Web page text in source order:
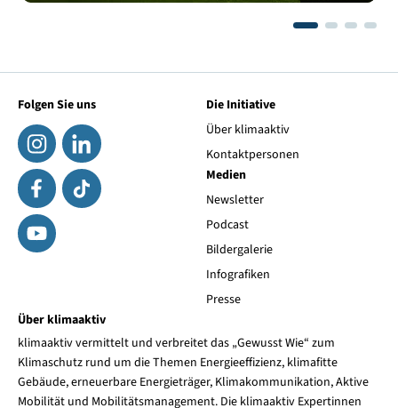
Folgen Sie uns
Die Initiative
Über klimaaktiv
Kontaktpersonen
Medien
Newsletter
Podcast
Bildergalerie
Infografiken
Presse
Über klimaaktiv
klimaaktiv vermittelt und verbreitet das „Gewusst Wie“ zum
Klimaschutz rund um die Themen Energieeffizienz, klimafitte
Gebäude, erneuerbare Energieträger, Klimakommunikation, Aktive
Mobilität und Mobilitätsmanagement. Die klimaaktiv Expertinnen